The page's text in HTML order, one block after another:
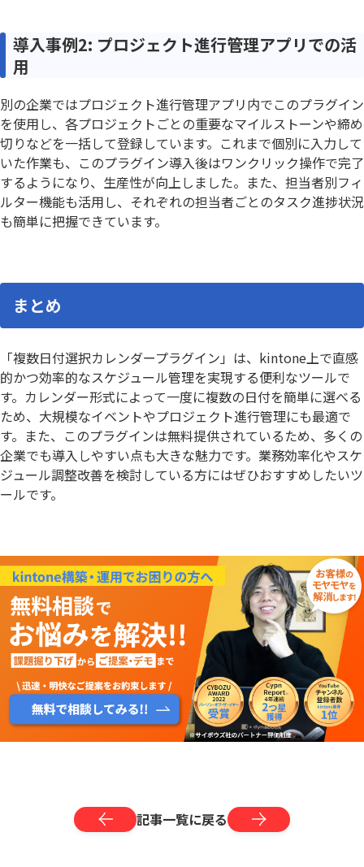
導入事例2: プロジェクト進行管理アプリでの活
用
別の企業ではプロジェクト進行管理アプリ内でこのプラグイン
を使用し、各プロジェクトごとの重要なマイルストーンや締め
切りなどを一括して登録しています。これまで個別に入力して
いた作業も、このプラグイン導入後はワンクリック操作で完了
するようになり、生産性が向上しました。また、担当者別フィ
ルター機能も活用し、それぞれの担当者ごとのタスク進捗状況
も簡単に把握できています。
まとめ
「複数日付選択カレンダープラグイン」は、kintone上で直感
的かつ効率的なスケジュール管理を実現する便利なツールで
す。カレンダー形式によって一度に複数の日付を簡単に選べる
ため、大規模なイベントやプロジェクト進行管理にも最適で
す。また、このプラグインは無料提供されているため、多くの
企業でも導入しやすい点も大きな魅力です。業務効率化やスケ
ジュール調整改善を検討している方にはぜひおすすめしたいツ
ールです。
記事一覧に戻る